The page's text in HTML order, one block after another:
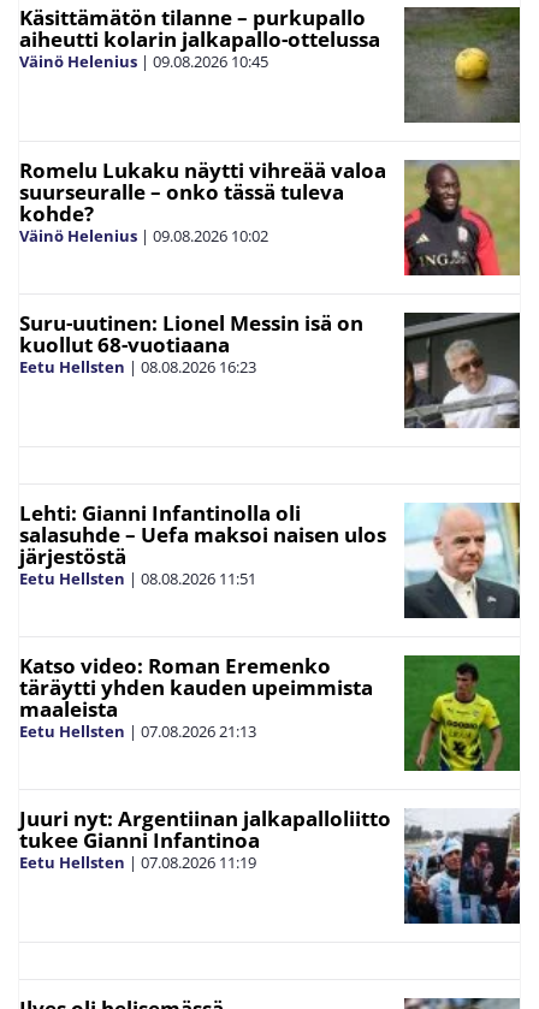
Käsittämätön tilanne – purkupallo
aiheutti kolarin jalkapallo-ottelussa
Väinö Helenius | 09.08.2026 10:45
Romelu Lukaku näytti vihreää valoa
suurseuralle – onko tässä tuleva
kohde?
Väinö Helenius | 09.08.2026 10:02
Suru-uutinen: Lionel Messin isä on
kuollut 68-vuotiaana
Eetu Hellsten | 08.08.2026 16:23
Lehti: Gianni Infantinolla oli
salasuhde – Uefa maksoi naisen ulos
järjestöstä
Eetu Hellsten | 08.08.2026 11:51
Katso video: Roman Eremenko
täräytti yhden kauden upeimmista
maaleista
Eetu Hellsten | 07.08.202621:13
Juuri nyt: Argentiinan jalkapalloliitto
tukee Gianni Infantinoa
Eetu Hellsten | 07.08.2026 11:19